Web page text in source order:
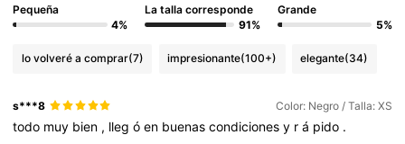
Pequeña
4%
La talla corresponde
91%
Grande
5%
lo volveré a comprar(7) impresionante(100+) elegante(34)
s***8 Color: Negro / Talla: XS
todo muy bien , llegóen buenascondicionesy rá pido .